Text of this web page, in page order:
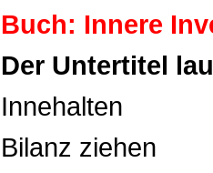
Buch: Innere
Der Untertitel
Innehalten
Bilanz ziehen